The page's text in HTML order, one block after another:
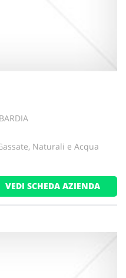
Naturali e Acqua
VEDI SCHEDA AZIENDA